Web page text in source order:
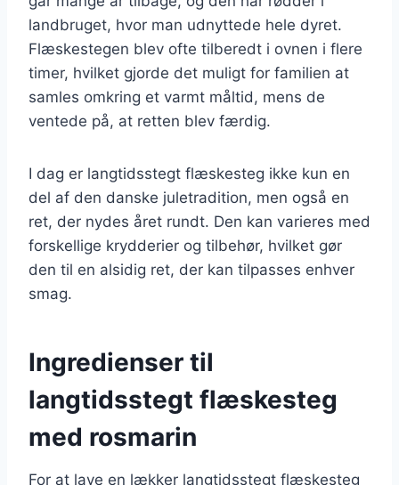
landbruget, hvor man udnyttede hele dyret.
Flæskestegen blev ofte tilberedt i ovnen i flere
timer, hvilket gjorde det muligt for familien at
samles omkring et varmt måltid, mens de
ventede på, at retten blev færdig.
I dag er langtidsstegt flæskesteg ikke kun en
del af den danske juletradition, men også en
ret, der nydes året rundt. Den kan varieres med
forskellige krydderier og tilbehør, hvilket gør
den til en alsidig ret, der kan tilpasses enhver
smag.
Ingredienser til
langtidsstegt flæskesteg
med rosmarin
For at lave en lækker langtidsstegt flæskesteg